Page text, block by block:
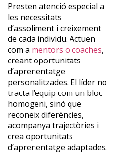
Presten atenció especial a
les necessitats
d’assoliment i creixement
de cada individu. Actuen
com a mentors o coaches,
creant oportunitats
d’aprenentatge
personalitzades. El líder no
tracta l’equip com un bloc
homogeni, sinó que
reconeix diferències,
acompanya trajectòries i
crea oportunitats
d’aprenentatge adaptades.